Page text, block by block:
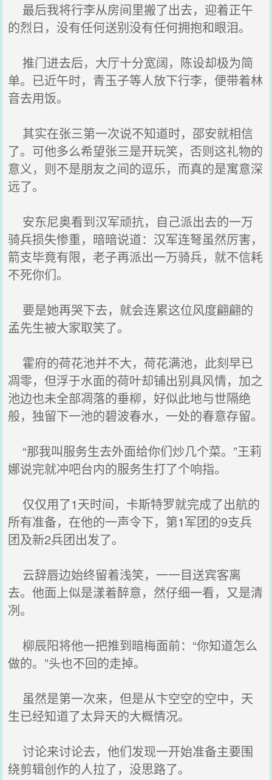
最后我将行李从房间里搬了出去，迎着正午
的烈日，没有任何送别没有任何拥抱和眼泪。
推门进去后，大厅十分宽阔，陈设却极为简
单。已近午时，青玉子等人放下行李，便带着林
音去用饭。
其实在张三第一次说不知道时，邵安就相信
了。可他多么希望张三是开玩笑，否则这礼物的
意义，则不是朋友之间的逗乐，而真的是寓意深
远了。
安东尼奥看到汉军顽抗，自己派出去的一万
骑兵损失惨重，暗暗说道：汉军连弩虽然厉害，
箭支毕竟有限，老子再派出一万骑兵，就不信耗
不死你们。
要是她再哭下去，就会连累这位风度翩翩的
孟先生被大家取笑了。
霍府的荷花池并不大，荷花满池，此刻早已
凋零，但浮于水面的荷叶却铺出别具风情，加之
池边也未全部凋落的垂柳，好似此地与世隔绝
般，独留下一池的碧波春水，一处的春意存留。
“那我叫服务生去外面给你们炒几个菜。”王莉
娜说完就冲吧台内的服务生打了个响指。
仅仅用了1天时间，卡斯特罗就完成了出航的
所有准备，在他的一声令下，第1军团的9支兵
团及新2兵团出发了。
云辞唇边始终留着浅笑，一一目送宾客离
去。他面上似是漾着醉意，然仔细一看，又是清
冽。
柳辰阳将他一把推到暗梅面前：“你知道怎么
做的。”头也不回的走掉。
虽然是第一次来，但是从卞空空的空中，天
生已经知道了太异天的大概情况。
讨论来讨论去，他们发现一开始准备主要围
绕剪辑创作的人拉了，没思路了。